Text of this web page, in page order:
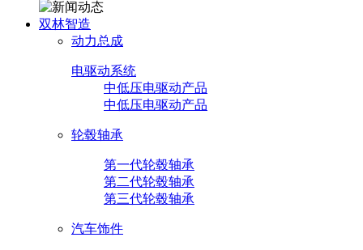
双林智造
动力总成
电驱动系统
中低压电驱动产品
中低压电驱动产品
轮毂轴承
第一代轮毂轴承
第二代轮毂轴承
第三代轮毂轴承
汽车饰件